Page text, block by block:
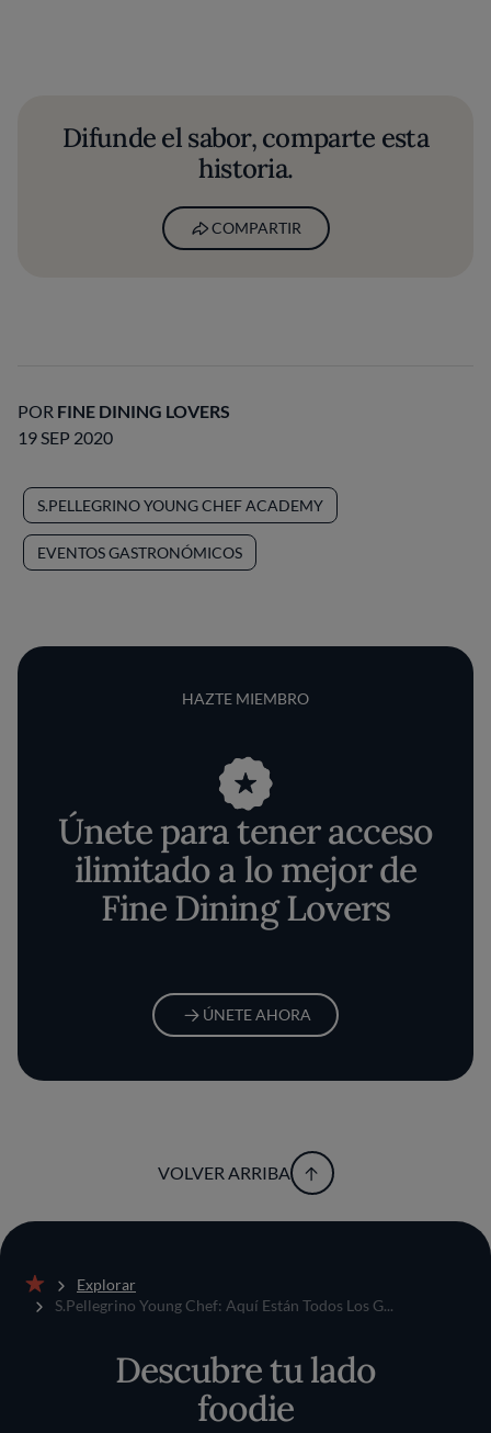
Difunde el sabor, comparte esta
historia.
COMPARTIR
POR FINE DINING LOVERS
19 SEP 2020
S.PELLEGRINO YOUNG CHEF ACADEMY
EVENTOS GASTRONÓMICOS
HAZTE MIEMBRO
Únete para tener acceso
ilimitado a lo mejor de
Fine Dining Lovers
ÚNETE AHORA
VOLVER ARRIBA
Inicio
Explorar
S.Pellegrino Young Chef: Aquí Están Todos Los G...
Descubre tu lado
foodie